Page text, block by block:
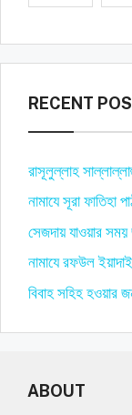
RECENT
রাসূলুল্লাহ
নামাযে সূরা ফাতিহা
সেজদায় যাওয়ার সময়
নামাযে রফউল
বিবাহ সহিহ হওয়ার
ABOUT